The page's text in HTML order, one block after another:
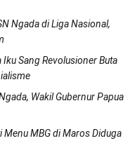
Ngada di Liga Nasional,
Iku Sang Revolusioner Buta
Wakil Gubernur Papua
MBG di Maros Diduga